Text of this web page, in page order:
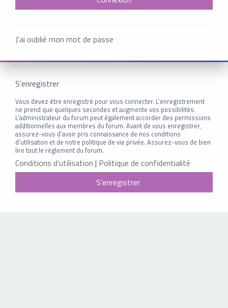
J’ai oublié mon mot de passe
S’enregistrer
Vous devez être enregistré pour vous connecter. L’enregistrement
ne prend que quelques secondes et augmente vos possibilités.
L’administrateur du forum peut également accorder des permissions
additionnelles aux membres du forum. Avant de vous enregistrer,
assurez-vous d’avoir pris connaissance de nos conditions
d’utilisation et de notre politique de vie privée. Assurez-vous de bien
lire tout le règlement du forum.
Conditions d’utilisation | Politique de confidentialité
S’enregistrer